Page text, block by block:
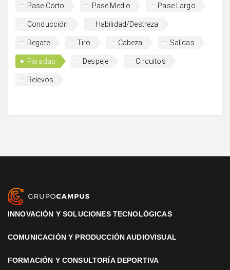
Pase Corto Pase Medio Pase Largo
Conducción Habilidad/Destreza
Regate Tiro Cabeza Salidas
Paradas Despeje Circuitos
Relevos
INNOVACIÓN Y SOLUCIONES TECNOLÓGICAS
COMUNICACIÓN Y PRODUCCIÓN AUDIOVISUAL
FORMACIÓN Y CONSULTORÍA DEPORTIVA